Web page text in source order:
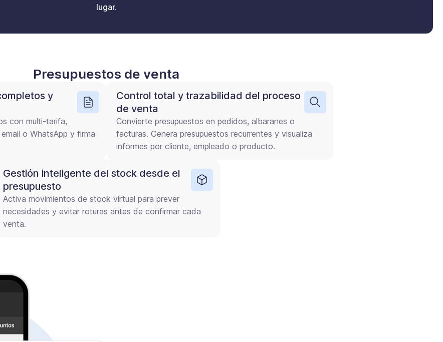
lugar.
Presupuestos de venta
y
con multi-tarifa,
o WhatsApp y firma
Control total y trazabilidad del proceso
de venta
Convierte presupuestos en pedidos, albaranes o
facturas. Genera presupuestos recurrentes y visualiza
informes por cliente, empleado o producto.
Gestión inteligente del stock desde el
presupuesto
Activa movimientos de stock virtual para prever
necesidades y evitar roturas antes de confirmar cada
venta.